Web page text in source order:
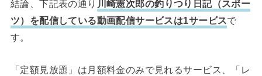
結論、下記表の通り 川崎憲次郎の釣りつり日記（スポー
ツ）を配信している動画配信サービスは1サービスで
す。
「定額見放題」は月額料金のみで見れるサービス、「レ